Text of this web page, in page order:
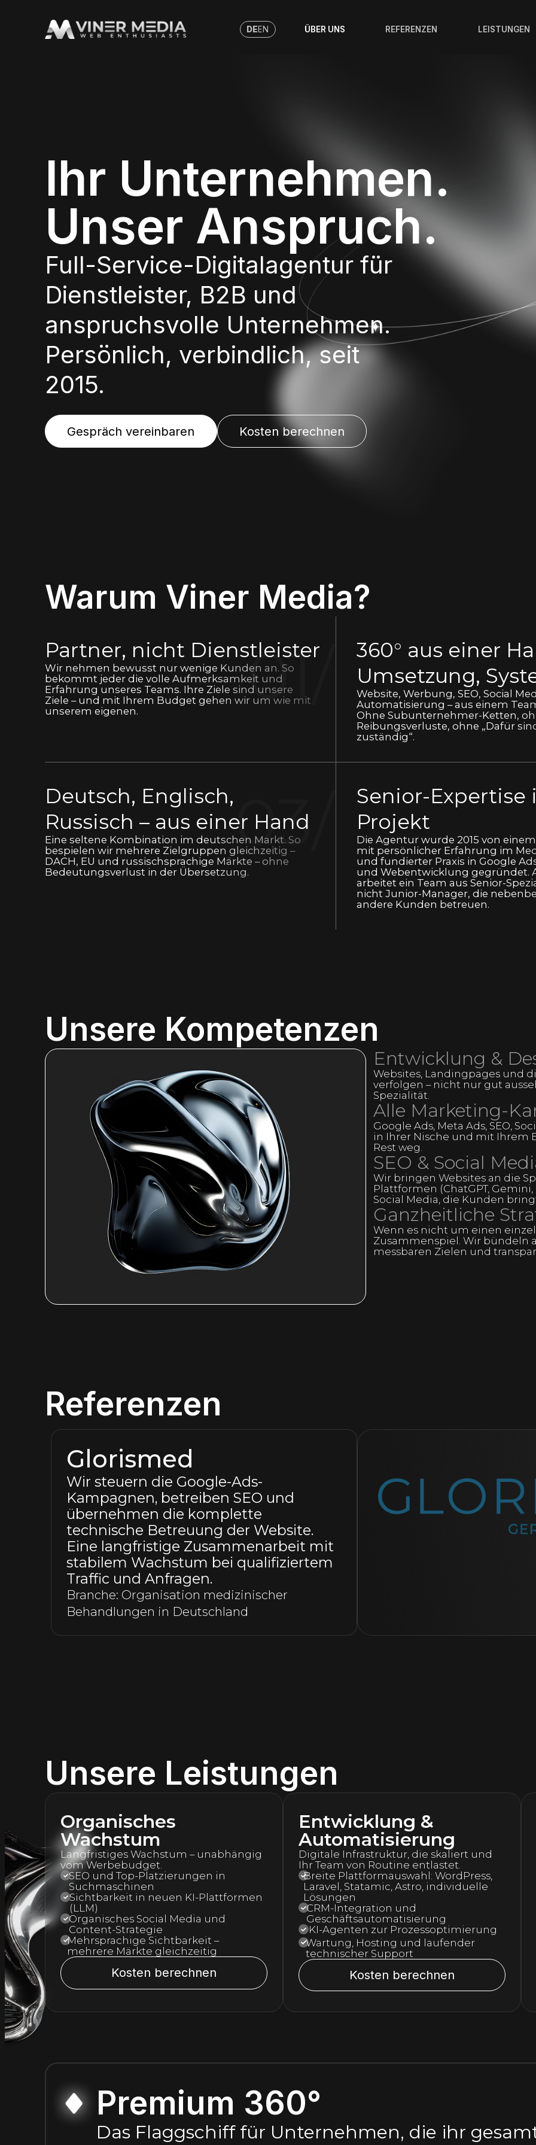
DEEN ÜBER UNS REFERENZEN LEISTUNGEN
Ihr Unternehmen.
Unser Anspruch.
Full-Service-Digitalagentur für
Dienstleister, B2B und
anspruchsvolle Unternehmen.
Persönlich, verbindlich, seit
2015.
Gespräch vereinbaren Kosten berechnen
Warum Viner Media?
Partner, nicht Dienstleister
01/
Wir nehmen bewusst nur wenige Kunden an. So
bekommt jeder die volle Aufmerksamkeit und
Erfahrung unseres Teams. Ihre Ziele sind unsere
Ziele – und mit Ihrem Budget gehen wir um wie mit
unserem eigenen.
360° aus einer
Umsetzung,
Website, Werbung, SEO, Social
Automatisierung – aus einem
Ohne Subunternehmer-Ketten,
Reibungsverluste, ohne „Dafür
zuständig“.
Deutsch, Englisch,
Russisch – aus einer Hand
03/
Eine seltene Kombination im deutschen Markt. So
bespielen wir mehrere Zielgruppen gleichzeitig –
DACH, EU und russischsprachige Märkte – ohne
Bedeutungsverlust in der Übersetzung.
Senior-Expertise
Projekt
Die Agentur wurde 2015 von
mit persönlicher Erfahrung im
und fundierter Praxis in Google
und Webentwicklung gegründet.
arbeitet ein Team aus Senior-
nicht Junior-Manager, die
andere Kunden betreuen.
Unsere Kompetenzen
Entwicklung &
Websites, Landingpages und
verfolgen – nicht nur gut
Spezialität.
Alle Marketing-
Google Ads, Meta Ads, SEO,
in Ihrer Nische und mit Ihrem
Rest weg.
SEO & Social
Wir bringen Websites an die
Plattformen (ChatGPT,
Social Media, die Kunden
Ganzheitliche
Wenn es nicht um einen
Zusammenspiel. Wir bündeln
messbaren Zielen und
Referenzen
Menopause Zentrum
Die von uns eingerichteten und
betreuten Kampagnen in Google Ads
und Meta Ads bringen dreimal so viele
Anfragen wie zuvor. Parallel betreuen
wir die Social-Media-Kanäle und
sorgen für technischen Support und
Hosting der Website des Kunden.
Nische: Gynäkologische Klinikkette mit
Schwerpunkt Wechseljahre (Menopause)
Unsere Leistungen
Organisches
Wachstum
Langfristiges Wachstum – unabhängig
vom Werbebudget.
SEO und Top-Platzierungen in
Suchmaschinen
Sichtbarkeit in neuen KI-Plattformen
(LLM)
Organisches Social Media und
Content-Strategie
Mehrsprachige Sichtbarkeit –
mehrere Märkte gleichzeitig
Kosten berechnen
Entwicklung &
Automatisierung
Digitale Infrastruktur, die skaliert und
Ihr Team von Routine entlastet.
Breite Plattformauswahl: WordPress,
Laravel, Statamic, Astro, individuelle
Lösungen
CRM-Integration und
Geschäftsautomatisierung
KI-Agenten zur Prozessoptimierung
Wartung, Hosting und laufender
technischer Support
Kosten berechnen
Premium 360°
Das Flaggschiff für Unternehmen, die ihr